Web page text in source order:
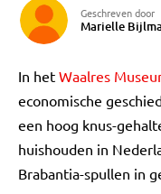
Geschreven door
Marielle
In het Waalres
economische
een hoog knus-
huishouden in
Brabantia-spullen in